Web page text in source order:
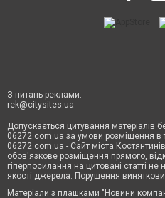
З питань реклами:
rek@citysites.ua
Допускається цитування матеріалів
06272.com.ua за умови розміщення в
06272.com.ua - Сайт міста
обов'язкове розміщення прямого,
гіперпосилання на цитовані статті
якості джерела. Порушення
Матеріали з плашками "Новини